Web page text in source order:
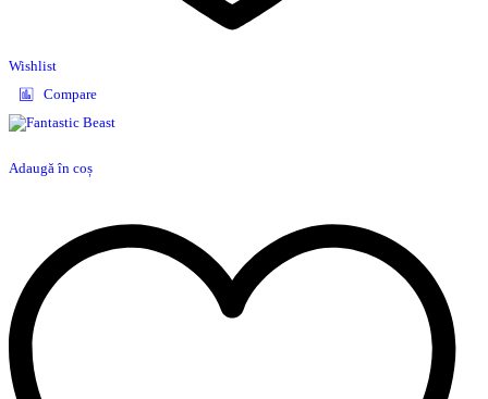
Wishlist
Compare
Adaugă în coș